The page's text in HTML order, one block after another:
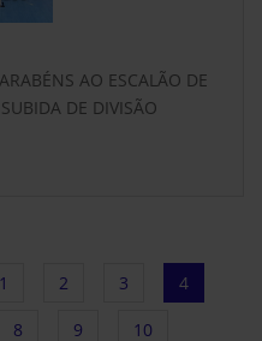
AO ESCALÃO DE
DE DIVISÃO
1 2 3 4
8 9 10